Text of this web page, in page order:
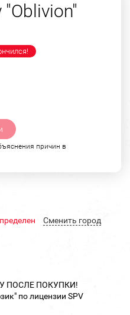
причин в
Cменить город
ПОСЛЕ ПОКУПКИ!
по лицензии SPV